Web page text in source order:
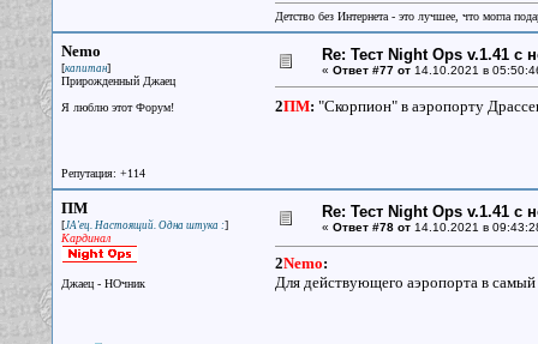
Детство без Интернета - это лучшее, что могла
Nemo
[капитан]
Прирожденный Джаец
Я люблю этот Форум!
Репутация: +114
Re: Тест Night Ops v.1.41 с
« Ответ #77 от14.10.2021 в
2ПМ: "Скорпион" в аэропорту
ПМ
[JA'ец. Настоящий. Одна штука :]
Кардинал
Джаец - НОчник
Re: Тест Night Ops v.1.41 с
« Ответ #78 от14.10.2021 в
2Nemo:
Для действующего аэропорта в самый